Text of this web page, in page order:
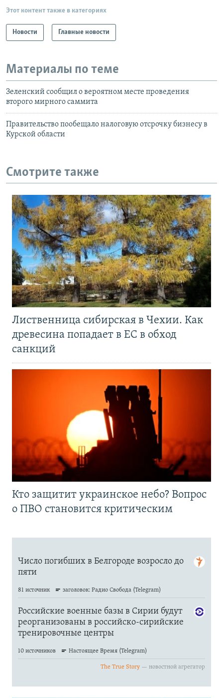
Этот контент также в категориях
Новости Главные новости
Материалы по теме
Зеленский сообщил о вероятном месте проведения
второго мирного саммита
Правительство пообещало налоговую отсрочку бизнесу в
Курской области
Смотрите также
Лиственница сибирская в Чехии. Как
древесина попадает в ЕС в обход
санкций
Кто защитит украинское небо? Вопрос
о ПВО становится критическим